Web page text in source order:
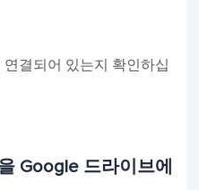
결되어 있는지 확인하십
Google 드라이브에